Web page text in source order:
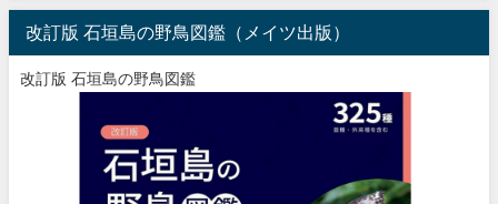
改訂版 石垣島の野鳥図鑑（メイツ出版）
改訂版 石垣島の野鳥図鑑